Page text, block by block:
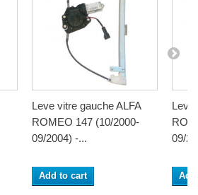
Leve vitre gauche ALFA
ROMEO 147 (10/2000-
09/2004) -...
Add to cart
Leve
09/